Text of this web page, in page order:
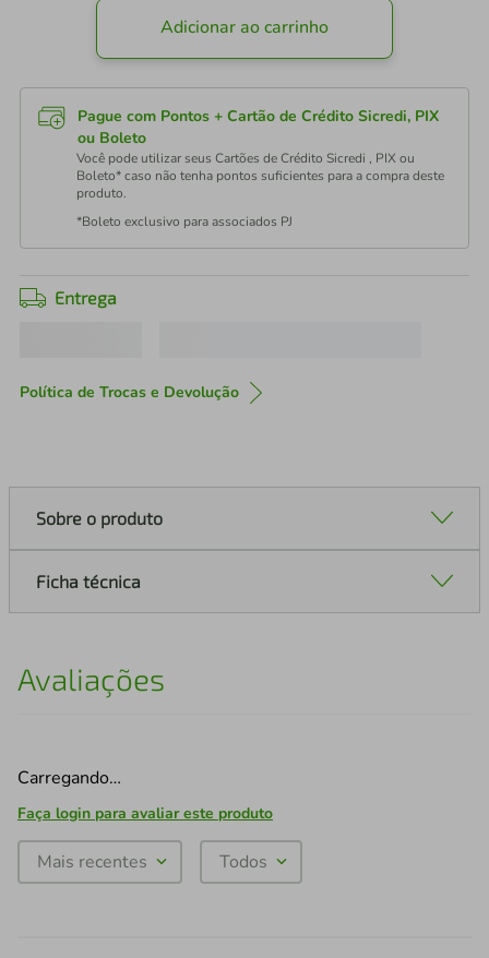
Adicionar ao carrinho
Pague com Pontos + Cartão de Crédito Sicredi, PIX
ou Boleto
Você pode utilizar seus Cartões de Crédito Sicredi , PIX ou
Boleto* caso não tenha pontos suficientes para a compra deste
produto.
*Boleto exclusivo para associados PJ
Entrega
Política de Trocas e Devolução
Sobre o produto
Ficha técnica
Avaliações
Carregando…
Faça login para avaliar este produto
Mais recentes Todos